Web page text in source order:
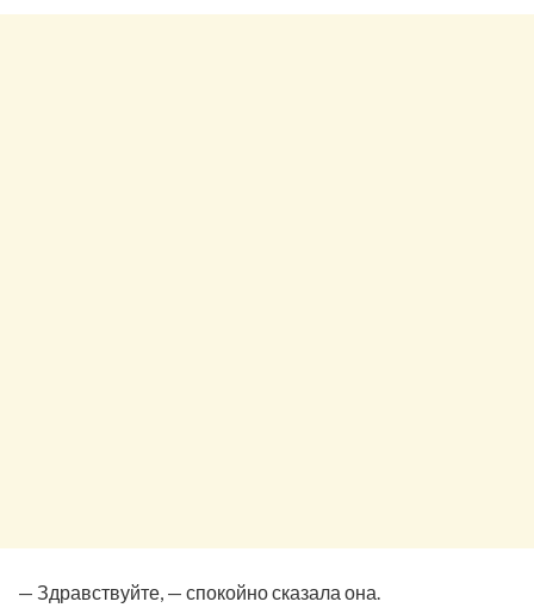
— Здравствуйте, — спокойно сказала она.